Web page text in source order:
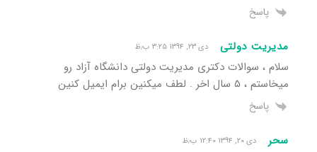
پاسخ
مدیریت دولتی دی ۲۳, ۱۳۹۴ ۳:۲۵ ب٫ظ
سلام ، سوالات دکتری مدیریت دولتی دانشگاه آزاد رو
میخاستم ، ۵ سال اخر . لطف میکنین برام ایمیل کنین
پاسخ
سحر دی ۲۰, ۱۳۹۴ ۱۲:۴۰ ب٫ظ